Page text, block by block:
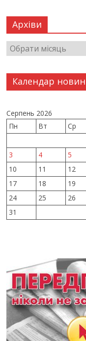
Архіви
Календар новин
Серпень 2026
Пн
Вт Ср
3
4 5
10
11 12
17
18 19
24
25 26
31